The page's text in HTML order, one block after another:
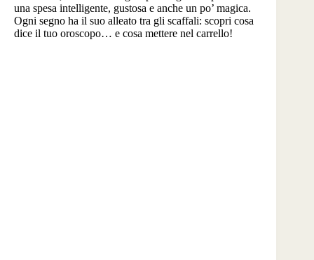
una spesa intelligente, gustosa e anche un po’ magica.
Ogni segno ha il suo alleato tra gli scaffali: scopri cosa
dice il tuo oroscopo… e cosa mettere nel carrello!